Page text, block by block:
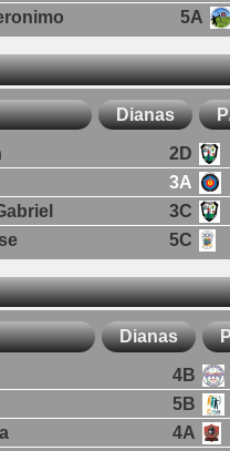
5A
Dianas
2D
3A
3C
5C
Dianas
4B
5B
4A